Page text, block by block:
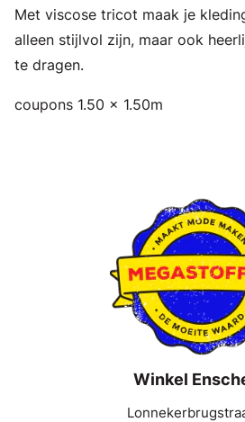
Met viscose tricot maak je
alleen stijlvol zijn, maar ook
te dragen.
coupons 1.50 x 1.50m
Winkel